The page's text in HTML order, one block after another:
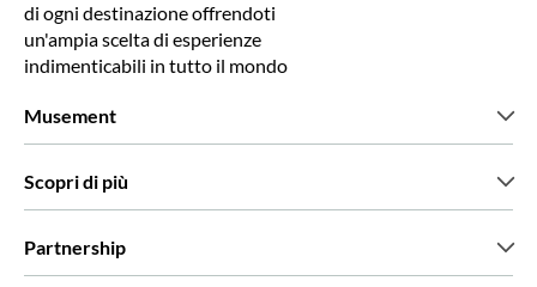
di ogni destinazione offrendoti
un'ampia scelta di esperienze
indimenticabili in tutto il mondo
Musement
Stampa
Green & Fair Experiences
Scopri di più
Tour personalizzati
Partnership